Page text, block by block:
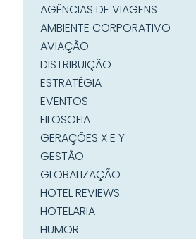
AGÊNCIAS DE VIAGENS
AMBIENTE CORPORATIVO
AVIAÇÃO
DISTRIBUIÇÃO
ESTRATÉGIA
EVENTOS
FILOSOFIA
GERAÇÕES X E Y
GESTÃO
GLOBALIZAÇÃO
HOTEL REVIEWS
HOTELARIA
HUMOR